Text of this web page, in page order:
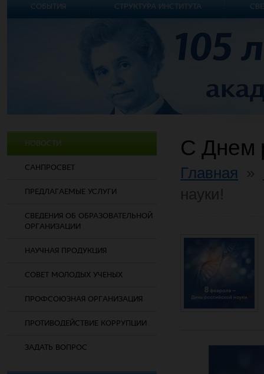
НОВОСТИ
САНПРОСВЕТ
ПРЕДЛАГАЕМЫЕ УСЛУГИ
СВЕДЕНИЯ ОБ ОБРАЗОВАТЕЛЬНОЙ
ОРГАНИЗАЦИИ
НАУЧНАЯ ПРОДУКЦИЯ
СОВЕТ МОЛОДЫХ УЧЕНЫХ
ПРОФСОЮЗНАЯ ОРГАНИЗАЦИЯ
ПРОТИВОДЕЙСТВИЕ КОРРУПЦИИ
ЗАДАТЬ ВОПРОС
С Днем
Главная
СОБЫТИЯ СТРУКТУРА ИНСТИТУТА